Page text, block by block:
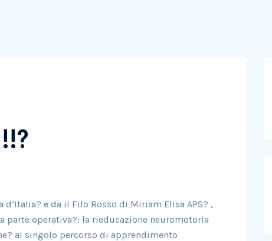
e da il Filo Rosso di Miriam Elisa APS? ,
parte operativa?: la rieducazione neuromotoria
al singolo percorso di apprendimento